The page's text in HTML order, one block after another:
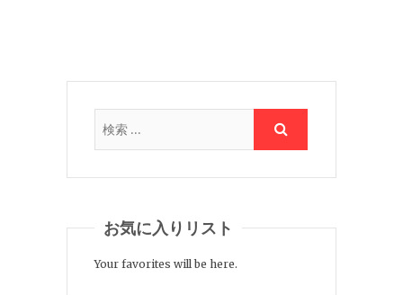
お気に入りリスト
Your favorites will be here.